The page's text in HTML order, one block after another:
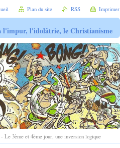
l'impur, l'idolâtrie, le Christianisme
Le 3ème et 4ème jour, une inversion logique
Plan du site RSS Imprimer